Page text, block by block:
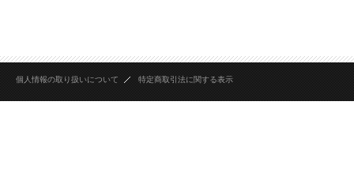
個人情報の取り扱いについて 特定商取引法に関する表示